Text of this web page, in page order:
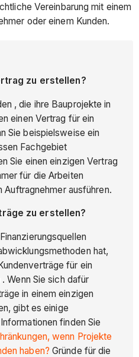
Vereinbarung mit einem
oder einem Kunden.
zu erstellen?
, die ihre Bauprojekte in
einen Vertrag für ein
Sie beispielsweise ein
Fachgebiet
Sie einen einzigen Vertrag
für die Arbeiten
ausführen.
zu erstellen?
hat,
für ein
Wenn Sie sich dafür
in einem einzigen
gibt es einige
finden Sie
wenn Projekte
haben? Gründe für die